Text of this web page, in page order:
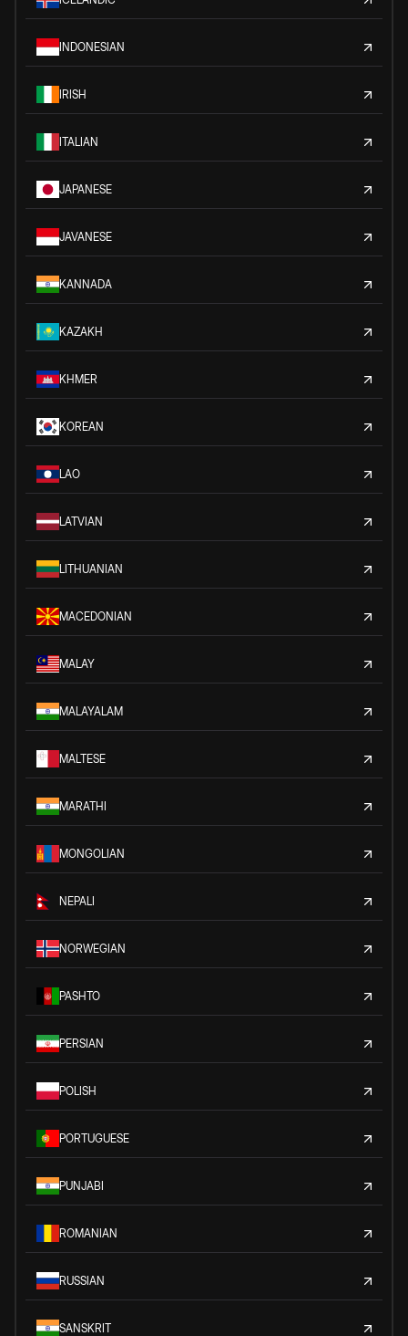
INDONESIAN
IRISH
ITALIAN
JAPANESE
JAVANESE
KANNADA
KAZAKH
KHMER
KOREAN
LAO
LATVIAN
LITHUANIAN
MACEDONIAN
MALAY
MALAYALAM
MALTESE
MARATHI
MONGOLIAN
NEPALI
NORWEGIAN
PASHTO
PERSIAN
POLISH
PORTUGUESE
PUNJABI
ROMANIAN
RUSSIAN
SANSKRIT